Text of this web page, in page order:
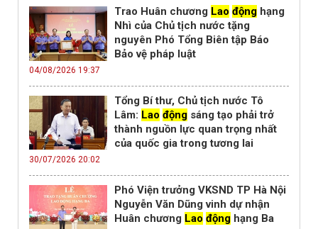
Trao Huân chương Lao động hạng
Nhì của Chủ tịch nước tặng
nguyên Phó Tổng Biên tập Báo
Bảo vệ pháp luật
04/08/2026 19:37
Tổng Bí thư, Chủ tịch nước Tô
Lâm: Lao động sáng tạo phải trở
thành nguồn lực quan trọng nhất
của quốc gia trong tương lai
30/07/2026 20:02
Phó Viện trưởng VKSND TP Hà Nội
Nguyễn Văn Dũng vinh dự nhận
Huân chương Lao động hạng Ba